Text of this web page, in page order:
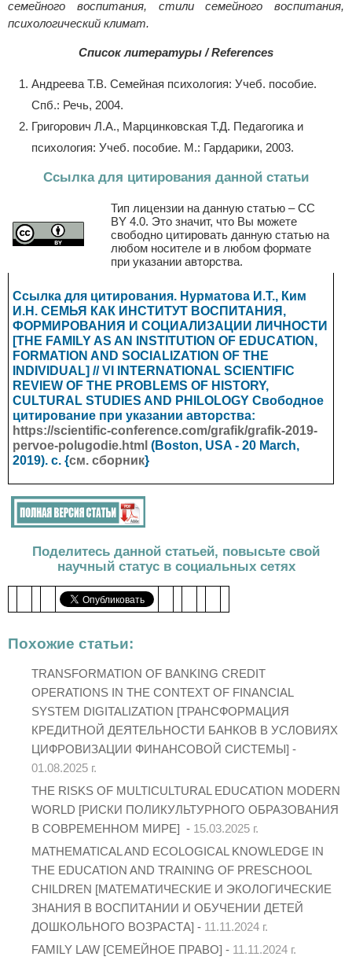
семейного воспитания, стили семейного воспитания,
психологический климат.
Список литературы / References
Андреева Т.В. Семейная психология: Учеб. пособие.
Спб.: Речь, 2004.
Григорович Л.А., Марцинковская Т.Д. Педагогика и
психология: Учеб. пособие. М.: Гардарики, 2003.
Ссылка для цитирования данной статьи
Тип лицензии на данную статью – CC
BY 4.0. Это значит, что Вы можете
свободно цитировать данную статью на
любом носителе и в любом формате
при указании авторства.
Ссылка для цитирования. Нурматова И.Т., Ким
И.Н. СЕМЬЯ КАК ИНСТИТУТ ВОСПИТАНИЯ,
ФОРМИРОВАНИЯ И СОЦИАЛИЗАЦИИ ЛИЧНОСТИ
[THE FAMILY AS AN INSTITUTION OF EDUCATION,
FORMATION AND SOCIALIZATION OF THE
INDIVIDUAL] // VI INTERNATIONAL SCIENTIFIC
REVIEW OF THE PROBLEMS OF HISTORY,
CULTURAL STUDIES AND PHILOLOGY Свободное
цитирование при указании авторства:
https://scientific-conference.com/grafik/grafik-2019-
pervoe-polugodie.html (Boston, USA - 20 March,
2019). с. {см. сборник}
Поделитесь данной статьей, повысьте свой
научный статус в социальных сетях
Похожие статьи:
TRANSFORMATION OF BANKING CREDIT
OPERATIONS IN THE CONTEXT OF FINANCIAL
SYSTEM DIGITALIZATION [ТРАНСФОРМАЦИЯ
КРЕДИТНОЙ ДЕЯТЕЛЬНОСТИ БАНКОВ В УСЛОВИЯХ
ЦИФРОВИЗАЦИИ ФИНАНСОВОЙ СИСТЕМЫ] -
01.08.2025 г.
THE RISKS OF MULTICULTURAL EDUCATION MODERN
WORLD [РИСКИ ПОЛИКУЛЬТУРНОГО ОБРАЗОВАНИЯ
В СОВРЕМЕННОМ МИРЕ] - 15.03.2025 г.
MATHEMATICAL AND ECOLOGICAL KNOWLEDGE IN
THE EDUCATION AND TRAINING OF PRESCHOOL
CHILDREN [МАТЕМАТИЧЕСКИЕ И ЭКОЛОГИЧЕСКИЕ
ЗНАНИЯ В ВОСПИТАНИИ И ОБУЧЕНИИ ДЕТЕЙ
ДОШКОЛЬНОГО ВОЗРАСТА] - 11.11.2024 г.
FAMILY LAW [СЕМЕЙНОЕ ПРАВО] - 11.11.2024 г.